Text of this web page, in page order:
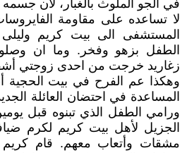
في الجو الملوث بالغبار، لأن
لا تساعده على مقاومة
المستشفى الى بيت كريم
الطفل بزهو وفخر. وما ان
زغاريد خرجت من احدى زوجتي
وهكذا عم الفرح في بيت الحجية
المساعدة في احتضان العائلة
ورامي الطفل الذي تبنوه قبل
الجزيل لأهل بيت كريم لكرم
مشقات وأتعاب معهم. قام كريم